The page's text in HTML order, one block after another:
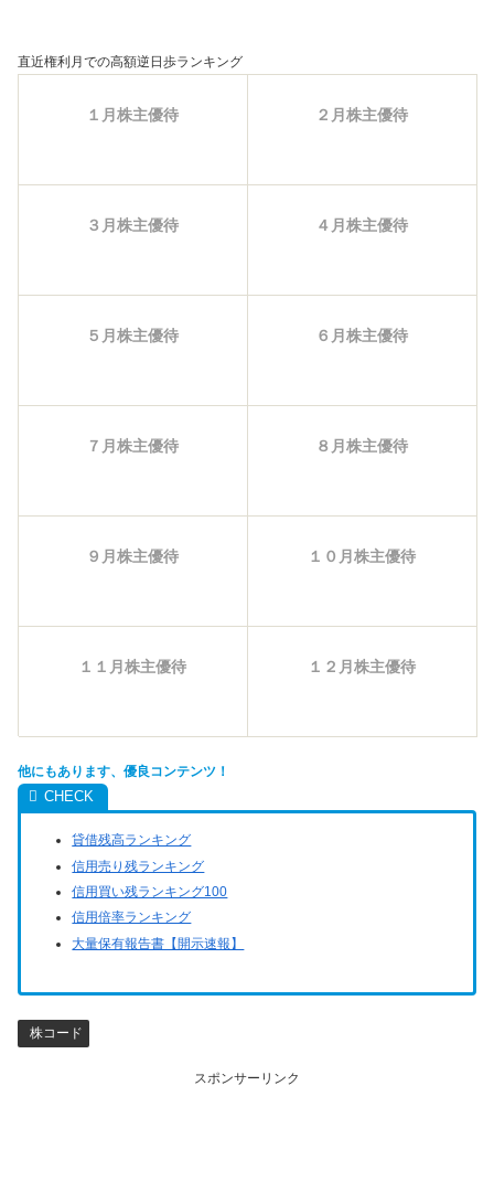
直近権利月での高額逆日歩ランキング
１月株主優待 ２月株主優待
３月株主優待 ４月株主優待
５月株主優待 ６月株主優待
７月株主優待 ８月株主優待
９月株主優待 １０月株主優待
１１月株主優待 １２月株主優待
他にもあります、優良コンテンツ！
貸借残高ランキング
信用売り残ランキング
信用買い残ランキング100
信用倍率ランキング
大量保有報告書【開示速報】
株コード
スポンサーリンク